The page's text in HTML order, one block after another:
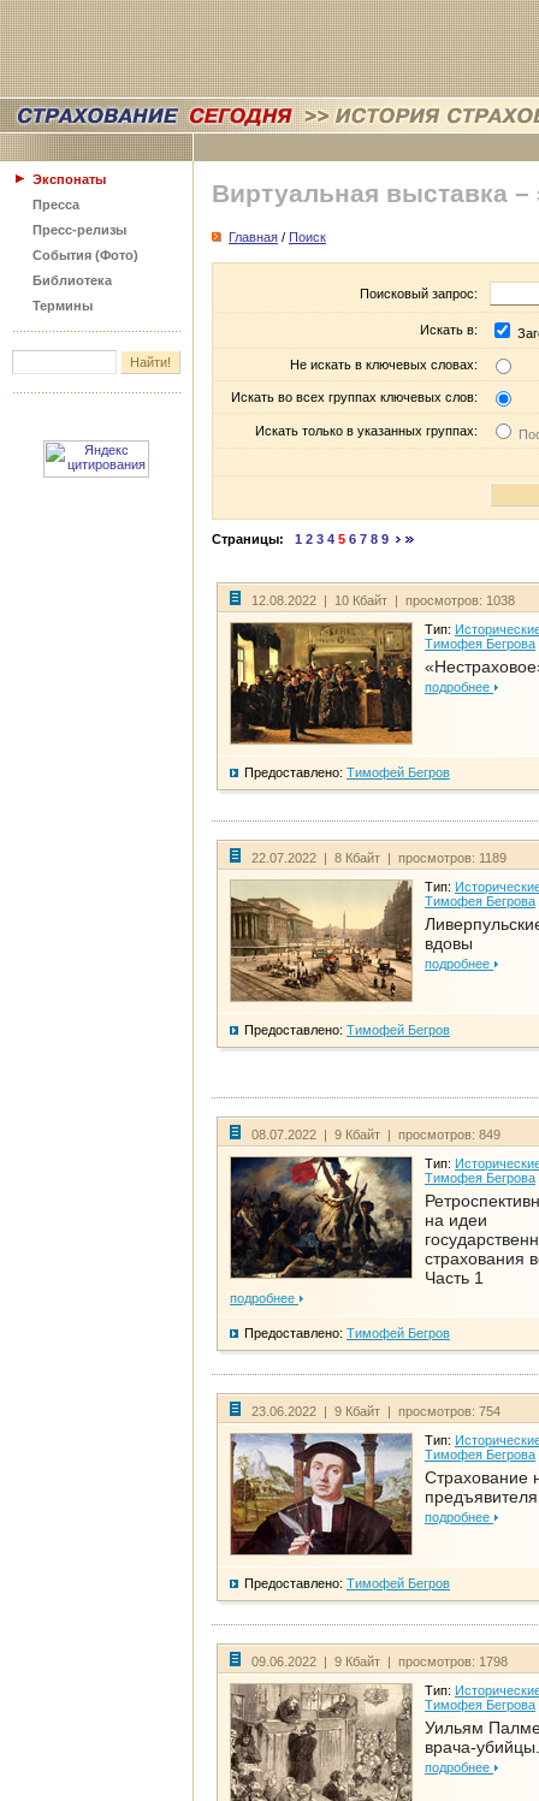
Экспонаты
Пресса
Пресс-релизы
События (Фото)
Библиотека
Термины
Виртуальная выставка –
Главная / Поиск
Поисковый запрос:
Искать в:
Не искать в ключевых словах:
Искать во всех группах ключевых слов:
Искать только в указанных группах:
Страницы: 1 2 3 4 5 6 7 8 9
12.08.2022 | 10 Кбайт | просмотров: 1038
Тип:
Тимофея Бегрова
подробнее
Предоставлено: Тимофей Бегров
22.07.2022 | 8 Кбайт | просмотров: 1189
Тип:
Тимофея Бегрова
вдовы
подробнее
Предоставлено: Тимофей Бегров
08.07.2022 | 9 Кбайт | просмотров: 849
Тип:
Тимофея Бегрова
на идеи
страхования
Часть 1
подробнее
Предоставлено: Тимофей Бегров
23.06.2022 | 9 Кбайт | просмотров: 754
Тип:
Тимофея Бегрова
Страхование
предъявителя
подробнее
Предоставлено: Тимофей Бегров
09.06.2022 | 9 Кбайт | просмотров: 1798
Тип:
Тимофея Бегрова
Уильям
врача-
подробнее